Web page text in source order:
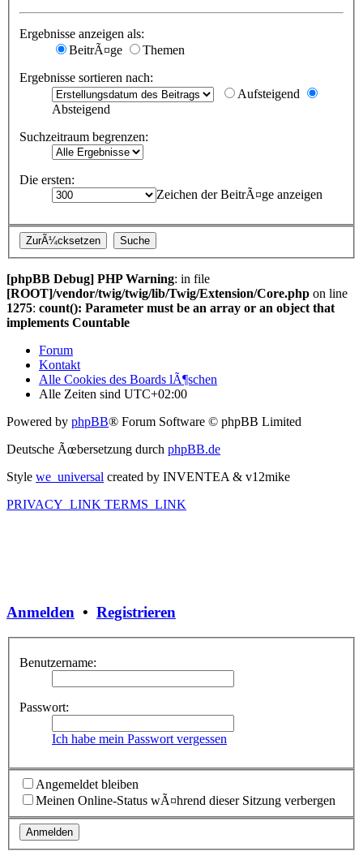
Ergebnisse anzeigen als:
BeitrÃ¤ge
Themen
Ergebnisse sortieren nach:
Aufsteigend
Absteigend
Suchzeitraum begrenzen:
Die ersten:
Zeichen der BeitrÃ¤ge anzeigen
[phpBB Debug] PHP Warning: in file
[ROOT]/vendor/twig/twig/lib/Twig/Extension/Core.php on line
1275: count(): Parameter must be an array or an object that
implements Countable
Forum
Kontakt
Alle Cookies des Boards lÃ¶schen
Alle Zeiten sind UTC+02:00
Powered by phpBB® Forum Software © phpBB Limited
Deutsche Ãœbersetzung durch phpBB.de
Style we_universal created by INVENTEA & v12mike
PRIVACY_LINK TERMS_LINK
Anmelden • Registrieren
Benutzername:
Passwort:
Ich habe mein Passwort vergessen
Angemeldet bleiben
Meinen Online-Status wÃ¤hrend dieser Sitzung verbergen